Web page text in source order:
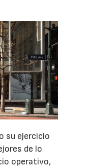
su ejercicio
de lo
operativo,